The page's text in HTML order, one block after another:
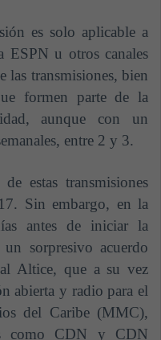
es solo aplicable a
ESPN u otros canales
las transmisiones, bien
formen parte de la
aunque con un
entre 2 y 3.
estas transmisiones
Sin embargo, en la
antes de iniciar la
sorpresivo acuerdo
Altice, que a su vez
abierta y radio para el
del Caribe (MMC),
como CDN y CDN